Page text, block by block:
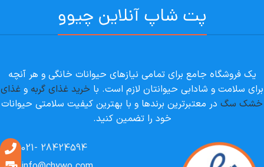
پت شاپ آنلاین چیوو
یک فروشگاه جامع برای تمامی نیازهای حیوانات خانگی و هر آنچه
برای سلامت و شادابی حیوانتان لازم است. با خرید غذای گربه و غذای
خشک سگ در معتبرترین برندها و با بهترین کیفیت سلامتی حیوانات
خود را تضمین کنید.
28424594 -021